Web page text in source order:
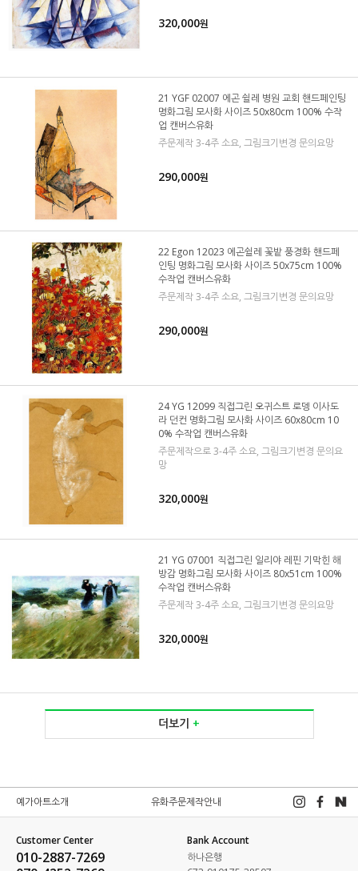
320,000원
21 YGF 02007 에곤 쉴레 병원 교회 핸드페인팅
명화그림 모사화 사이즈 50x80cm 100% 수작
업 캔버스유화
주문제작 3-4주 소요, 그림크기변경 문의요망
290,000원
22 Egon 12023 에곤쉴레 꽃밭 풍경화 핸드페
인팅 명화그림 모사화 사이즈 50x75cm 100%
수작업 캔버스유화
주문제작 3-4주 소요, 그림크기변경 문의요망
290,000원
24 YG 12099 직접그린 오귀스트 로뎅 이사도
라 던컨 명화그림 모사화 사이즈 60x80cm 10
0% 수작업 캔버스유화
주문제작으로 3-4주 소요, 그림크기변경 문의요
망
320,000원
21 YG 07001 직접그린 일리야 레핀 기막힌 해
방감 명화그림 모사화 사이즈 80x51cm 100%
수작업 캔버스유화
주문제작 3-4주 소요, 그림크기변경 문의요망
320,000원
더보기 +
예가아트소개 유화주문제작안내
Customer Center
010-2887-7269
Bank Account
하나은행